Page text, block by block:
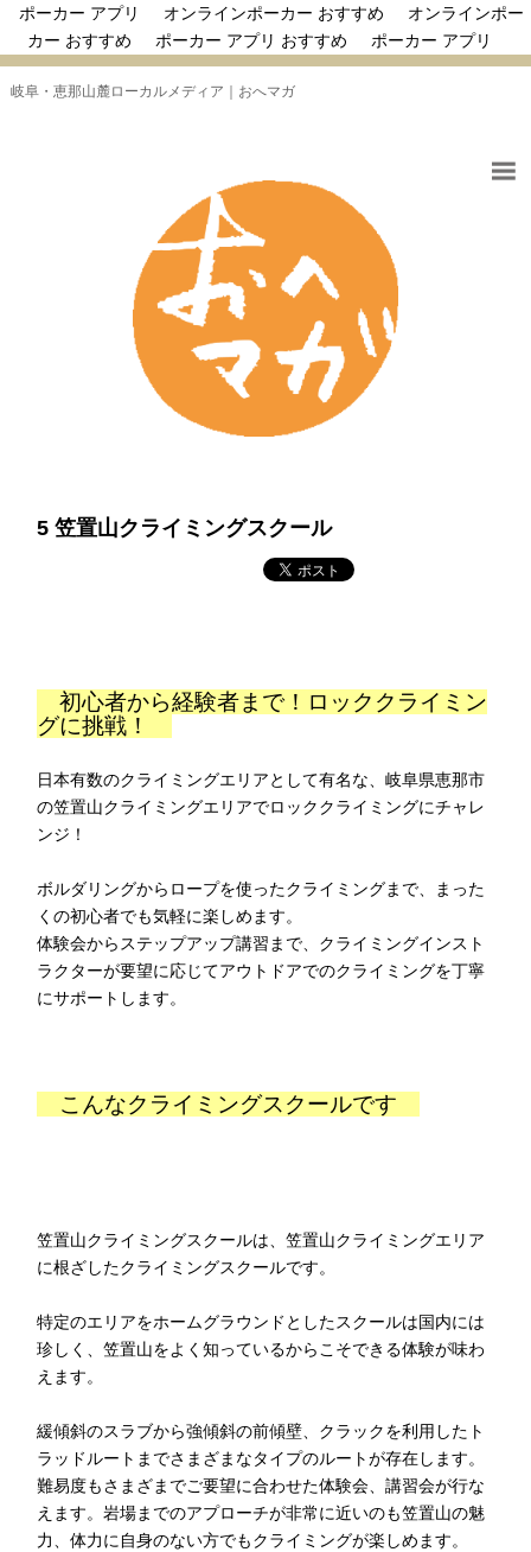
ポーカー アプリ オンラインポーカー おすすめ
オンラインポー
カー おすすめ
ポーカー アプリ おすすめ ポーカー アプリ
岐阜・恵那山麓ローカルメディア｜おへマガ
5 笠置山クライミングスクール
初心者から経験者まで！ロッククライミン
グに挑戦！
日本有数のクライミングエリアとして有名な、岐阜県恵那市
の笠置山クライミングエリアでロッククライミングにチャレ
ンジ！
ボルダリングからロープを使ったクライミングまで、まった
くの初心者でも気軽に楽しめます。
体験会からステップアップ講習まで、クライミングインスト
ラクターが要望に応じてアウトドアでのクライミングを丁寧
にサポートします。
こんなクライミングスクールです
笠置山クライミングスクールは、笠置山クライミングエリア
に根ざしたクライミングスクールです。
特定のエリアをホームグラウンドとしたスクールは国内には
珍しく、笠置山をよく知っているからこそできる体験が味わ
えます。
緩傾斜のスラブから強傾斜の前傾壁、クラックを利用したト
ラッドルートまでさまざまなタイプのルートが存在します。
難易度もさまざまでご要望に合わせた体験会、講習会が行な
えます。岩場までのアプローチが非常に近いのも笠置山の魅
力、体力に自身のない方でもクライミングが楽しめます。